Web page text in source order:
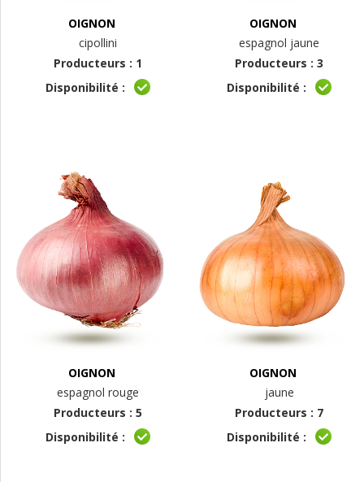
OIGNON
cipollini
Producteurs : 1
Disponibilité :
OIGNON
espagnol jaune
Producteurs : 3
Disponibilité :
OIGNON
espagnol rouge
Producteurs : 5
Disponibilité :
OIGNON
jaune
Producteurs : 7
Disponibilité :